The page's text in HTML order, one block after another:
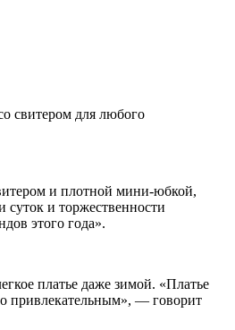
свитером для любого
и плотной мини-юбкой,
суток и торжественности
этого года».
платье даже зимой. «Платье
привлекательным», — говорит